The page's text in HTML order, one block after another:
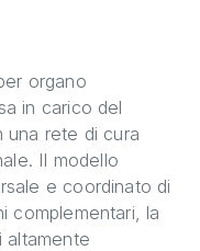
organo
in carico del
una rete di cura
Il modello
e coordinato di
complementari, la
altamente